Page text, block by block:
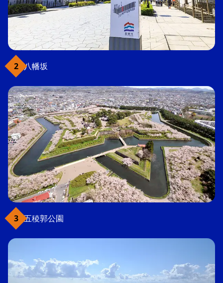
八幡坂
五稜郭公園